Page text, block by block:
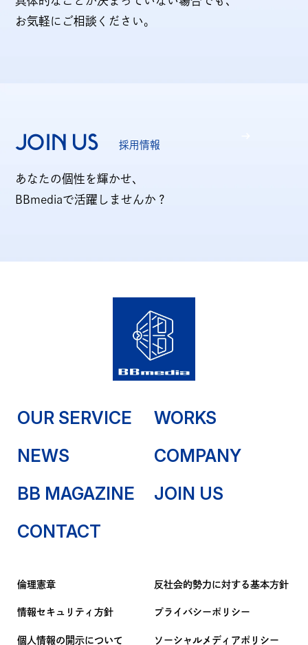
プライバシーポリシー
ソーシャルメディアポリシー
制作業務における基本方針
JP EN
お気軽にご相談ください。
JOIN US 採用情報
あなたの個性を輝かせ、
BBmediaで活躍しませんか？
OUR SERVICE
WORKS
NEWS
COMPANY
BB MAGAZINE
JOIN US
CONTACT
倫理憲章 反社会的勢力に対する基本方針
情報セキュリティ方針 プライバシーポリシー
個人情報の開示について ソーシャルメディアポリシー